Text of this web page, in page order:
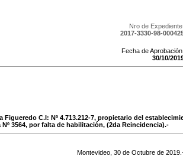
Nro de Expediente:
2017-3330-98-
Fecha de Aprobación:
30/10/
Figueredo C.I: Nº 4.713.212-7, propietario del
3564, por falta de habilitación, (2da Reincidencia).-
Montevideo, 30 de Octubre de 2019